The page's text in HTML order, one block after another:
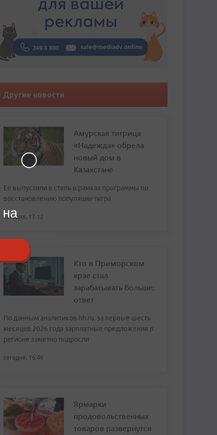
Другие новости
Амурская тигрица
«Надежда» обрела
новый дом в
Казахстане
Ее выпустили в степь в рамках программы по
восстановлению популяции тигра
сегодня, 17:12
Кто в Приморском
крае стал
зарабатывать больше:
ответ
По данным аналитиков hh.ru, за первые шесть
месяцев 2026 года зарплатные предложения в
регионе заметно подросли
сегодня, 16:46
Ярмарки
продовольственных
товаров развернутся